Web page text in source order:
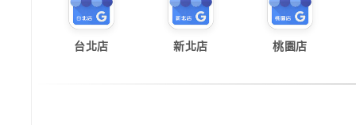
台北店 新北店 桃園店